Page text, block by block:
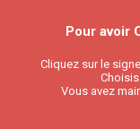
Pour avoir
Cliquez sur le
Vous avez